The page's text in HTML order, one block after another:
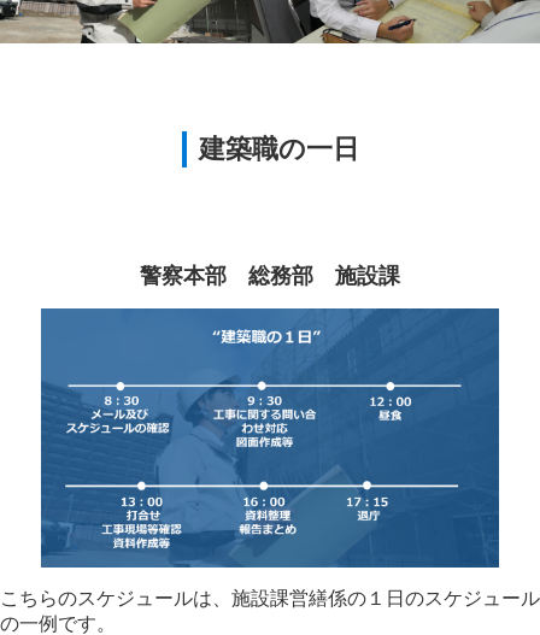
建築職の一日
警察本部 総務部 施設課
こちらのスケジュールは、施設課営繕係の１日のスケジュール
の一例です。